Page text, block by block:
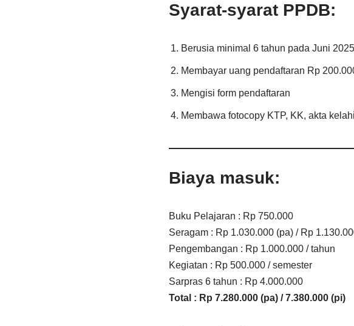
Syarat-syarat PPDB:
Berusia minimal 6 tahun pada Juni 2025
Membayar uang pendaftaran Rp
Mengisi form pendaftaran
Membawa fotocopy KTP, KK, akta
Biaya masuk:
Buku Pelajaran : Rp 750.000
Seragam : Rp 1.030.000 (pa) / Rp
Pengembangan : Rp 1.000.000 / tahun
Kegiatan : Rp 500.000 / semester
Sarpras 6 tahun : Rp 4.000.000
Total : Rp 7.280.000 (pa) / 7.380.000 (pi)